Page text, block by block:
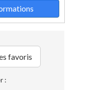
favoris
: